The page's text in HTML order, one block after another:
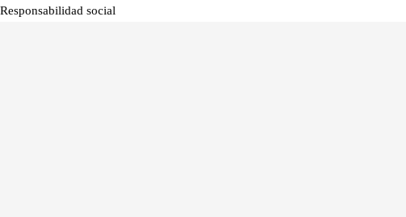
Responsabilidad social